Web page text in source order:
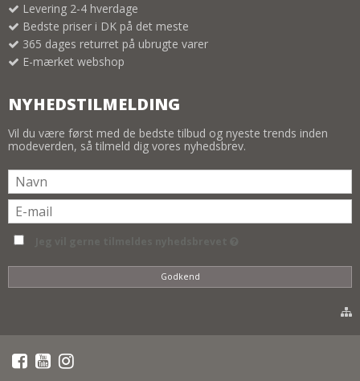
Levering 2-4 hverdage
Bedste priser i DK på det meste
365 dages returret på ubrugte varer
E-mærket webshop
NYHEDSTILMELDING
Vil du være først med de bedste tilbud og nyeste trends inden
modeverden, så tilmeld dig vores nyhedsbrev.
Godkend